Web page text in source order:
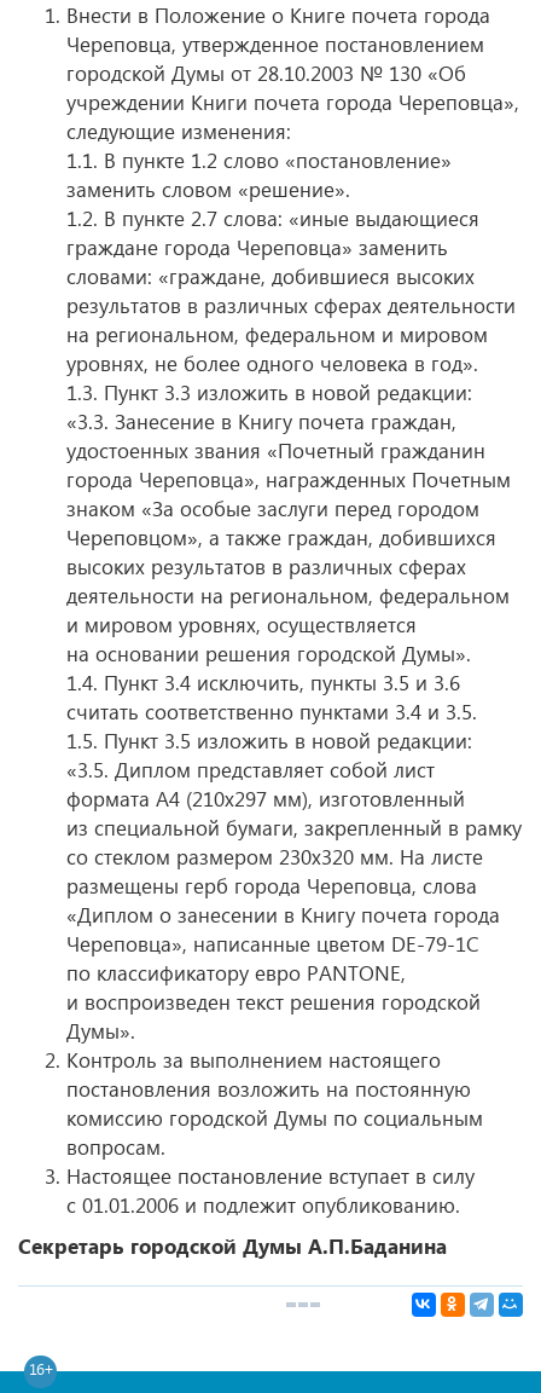
Внести в Положение о Книге почета города
Череповца, утвержденное постановлением
городской Думы от 28.10.2003 № 130 «Об
учреждении Книги почета города Череповца»,
следующие изменения:
1.1. В пункте 1.2 слово «постановление»
заменить словом «решение».
1.2. В пункте 2.7 слова: «иные выдающиеся
граждане города Череповца» заменить
словами: «граждане, добившиеся высоких
результатов в различных сферах деятельности
на региональном, федеральном и мировом
уровнях, не более одного человека в год».
1.3. Пункт 3.3 изложить в новой редакции:
«3.3. Занесение в Книгу почета граждан,
удостоенных звания «Почетный гражданин
города Череповца», награжденных Почетным
знаком «За особые заслуги перед городом
Череповцом», а также граждан, добившихся
высоких результатов в различных сферах
деятельности на региональном, федеральном
и мировом уровнях, осуществляется
на основании решения городской Думы».
1.4. Пункт 3.4 исключить, пункты 3.5 и 3.6
считать соответственно пунктами 3.4 и 3.5.
1.5. Пункт 3.5 изложить в новой редакции:
«3.5. Диплом представляет собой лист
формата А4 (210х297 мм), изготовленный
из специальной бумаги, закрепленный в рамку
со стеклом размером 230х320 мм. На листе
размещены герб города Череповца, слова
«Диплом о занесении в Книгу почета города
Череповца», написанные цветом DE-79-1С
по классификатору евро PANTONE,
и воспроизведен текст решения городской
Думы».
Контроль за выполнением настоящего
постановления возложить на постоянную
комиссию городской Думы по социальным
вопросам.
Настоящее постановление вступает в силу
с 01.01.2006 и подлежит опубликованию.
Секретарь городской Думы А.П.Баданина
16+